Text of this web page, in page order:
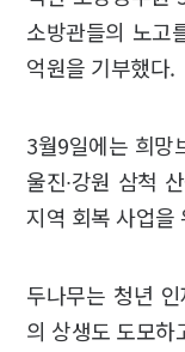
소방관들의 노고
억원을 기부했다.
3월9일에는 희망
울진∙강원 삼척
지역 회복 사업을
두나무는 청년
의 상생도 도모하